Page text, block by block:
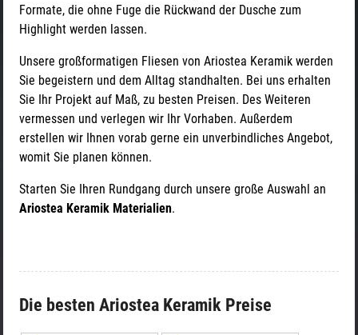
Formate, die ohne Fuge die Rückwand der Dusche zum
Highlight werden lassen.
Unsere großformatigen Fliesen von Ariostea Keramik werden
Sie begeistern und dem Alltag standhalten. Bei uns erhalten
Sie Ihr Projekt auf Maß, zu besten Preisen. Des Weiteren
vermessen und verlegen wir Ihr Vorhaben. Außerdem
erstellen wir Ihnen vorab gerne ein unverbindliches Angebot,
womit Sie planen können.
Starten Sie Ihren Rundgang durch unsere große Auswahl an
Ariostea Keramik Materialien.
Die besten Ariostea Keramik Preise